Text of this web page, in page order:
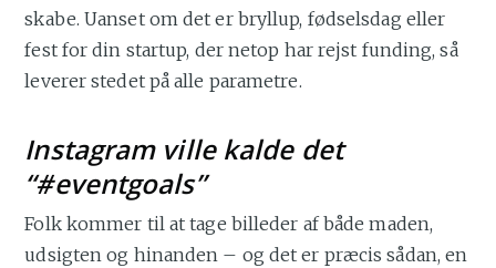
skabe. Uanset om det er bryllup, fødselsdag eller
fest for din startup, der netop har rejst funding, så
leverer stedet på alle parametre.
Instagram ville kalde det
“#eventgoals”
Folk kommer til at tage billeder af både maden,
udsigten og hinanden – og det er præcis sådan, en